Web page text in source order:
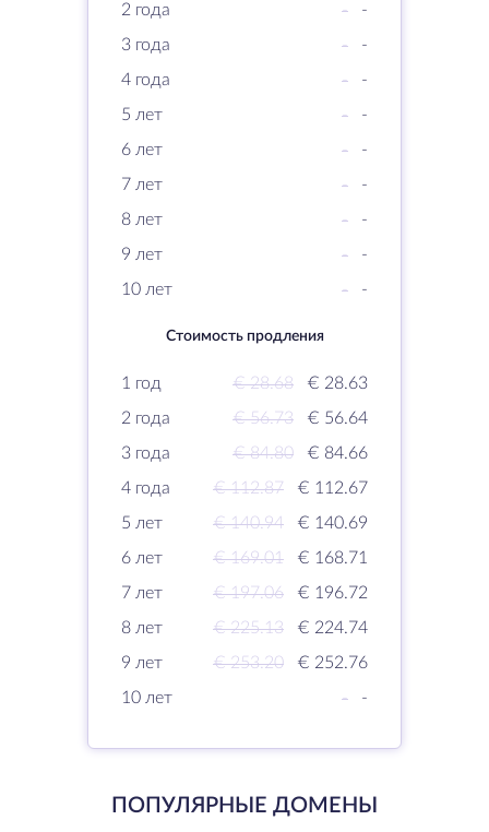
2 года
-
-
3 года
-
-
4 года
-
-
5 лет
-
-
6 лет
-
-
7 лет
-
-
8 лет
-
-
9 лет
-
-
10 лет
- -
Стоимость продления
1 год € 28.68
€ 28.63
2 года
€ 56.73
€ 56.64
3 года
€ 84.80
€ 84.66
4 года
€ 112.87
€ 112.67
5 лет
€ 140.94
€ 140.69
6 лет
€ 169.01
€ 168.71
7 лет
€ 197.06
€ 196.72
8 лет
€ 225.13
€ 224.74
9 лет
€ 253.20
€ 252.76
10 лет
- -
ПОПУЛЯРНЫЕ ДОМЕНЫ